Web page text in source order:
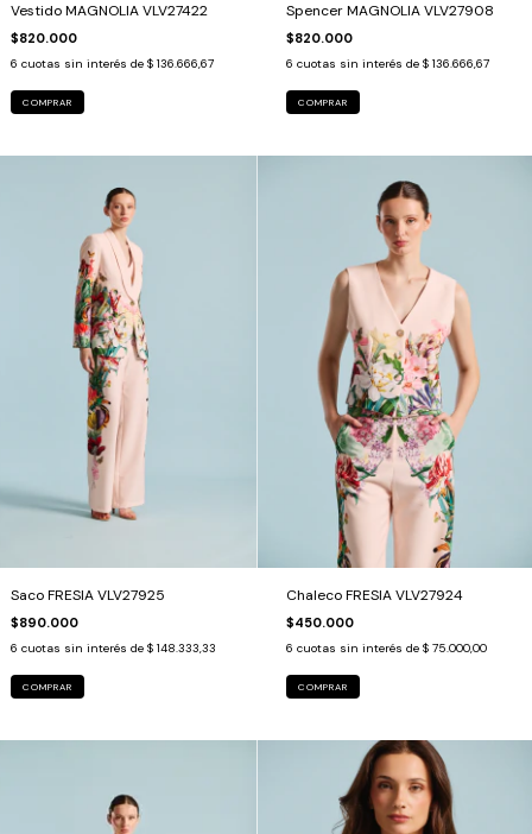
Vestido MAGNOLIA VLV27422
$820.000
6 cuotas sin interés de $ 136.666,67
COMPRAR
Spencer MAGNOLIA VLV27908
$820.000
6 cuotas sin interés de $ 136.666,67
COMPRAR
Saco FRESIA VLV27925
$890.000
6 cuotas sin interés de $ 148.333,33
COMPRAR
Chaleco FRESIA VLV27924
$450.000
6 cuotas sin interés de $ 75.000,00
COMPRAR